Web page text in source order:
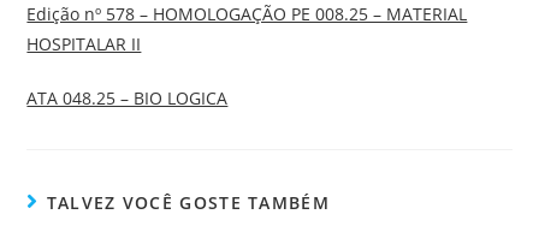
Edição nº 578 – HOMOLOGAÇÃO PE 008.25 – MATERIAL
HOSPITALAR II
ATA 048.25 – BIO LOGICA
TALVEZ VOCÊ GOSTE TAMBÉM